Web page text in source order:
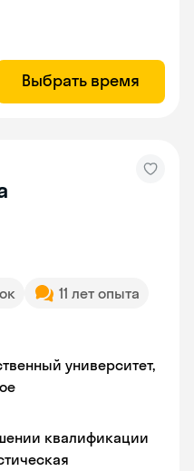
Выбрать время
11 лет опыта
университет,
квалификации